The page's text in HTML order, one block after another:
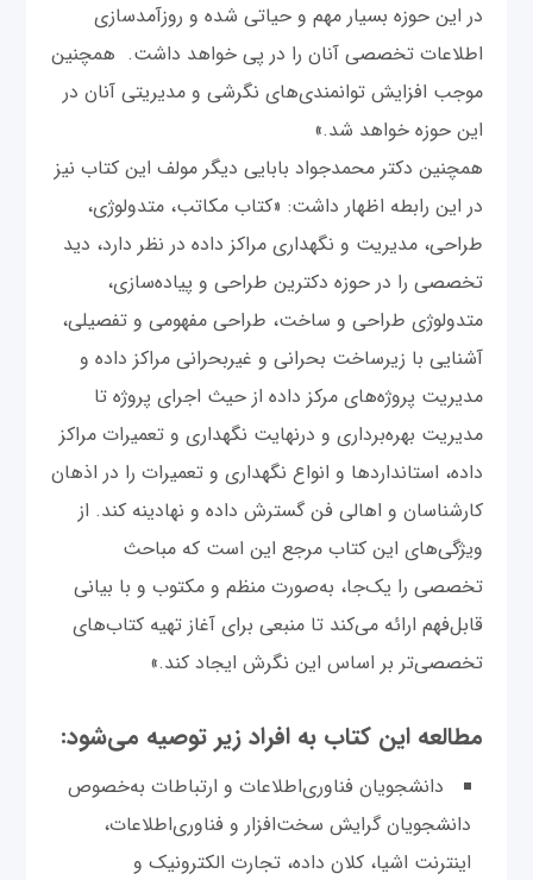
در این حوزه بسیار مهم و حیاتی شده و روزآمدسازی
اطلاعات تخصصی آنان را در پی خواهد داشت. همچنین
موجب افزایش توانمندی‌های نگرشی و مدیریتی آنان در
این حوزه خواهد شد.»
همچنین دکتر محمدجواد بابایی دیگر مولف این کتاب نیز
در این رابطه اظهار داشت: «کتاب مکاتب، متدولوژی،
طراحی، مدیریت و نگهداری مراکز داده در نظر دارد، دید
تخصصی را در حوزه دکترین طراحی و پیاده‌سازی،
متدولوژی طراحی و ساخت، طراحی مفهومی و تفصیلی،
آشنایی با زیرساخت بحرانی و غیربحرانی مراکز داده و
مدیریت پروژه‌های مرکز داده از حیث اجرای پروژه تا
مدیریت بهره‌برداری و درنهایت نگهداری و تعمیرات مراکز
داده، استانداردها و انواع نگهداری و تعمیرات را در اذهان
کارشناسان و اهالی فن گسترش داده و نهادینه کند. از
ویژگی‌های این کتاب مرجع این است که مباحث
تخصصی را یک‌جا، به‌صورت منظم و مکتوب و با بیانی
قابل‌فهم ارائه می‌کند تا منبعی برای آغاز تهیه کتاب‌های
تخصصی‌تر بر اساس این نگرش ایجاد کند.»
مطالعه این کتاب به افراد زیر توصیه می‌شود:
دانشجویان فناوری‌اطلاعات و ارتباطات به‌خصوص
دانشجویان گرایش سخت‌افزار و فناوری‌اطلاعات،
اینترنت اشیا، کلان داده، تجارت الکترونیک و